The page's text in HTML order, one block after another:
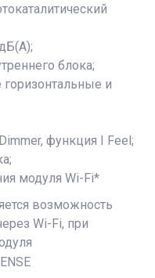
блока;
горизонтальные и
функция I Feel;
модуля Wi-Fi*
возможность
Wi-Fi, при